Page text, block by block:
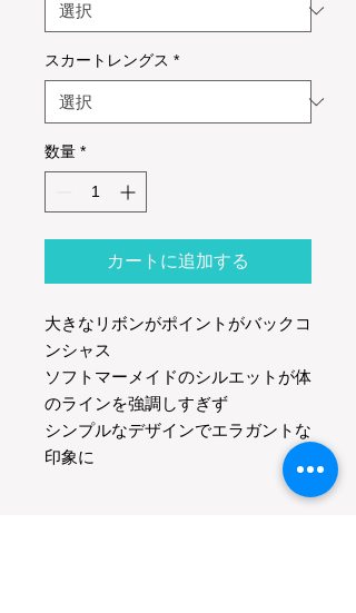
スカートレングス *
数量 *
カートに追加する
大きなリボンがポイントがバックコ
ンシャス
ソフトマーメイドのシルエットが体
のラインを強調しすぎず
シンプルなデザインでエラガントな
印象に